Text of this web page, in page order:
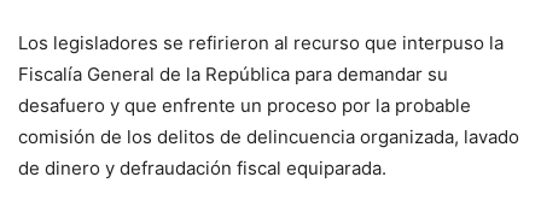
Los legisladores se refirieron al recurso que interpuso la
Fiscalía General de la República para demandar su
desafuero y que enfrente un proceso por la probable
comisión de los delitos de delincuencia organizada, lavado
de dinero y defraudación fiscal equiparada.